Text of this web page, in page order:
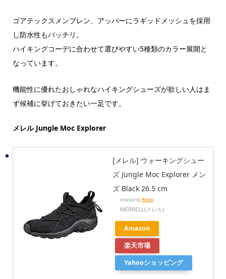
ゴアテックスメンブレン、アッパーにラギッドメッシュを採用
し防水性もバッチリ。
ハイキングコーデに合わせて選びやすい5種類のカラー展開と
なっています。
機能性に優れたおしゃれなハイキングシューズが欲しい人はま
ず候補に挙げておきたい一足です。
メレル Jungle Moc Explorer
[メレル] ウォーキングシュー
ズ Jungle Moc Explorer メン
ズ Black 26.5 cm
created byRinker
MERRELL(メレル)
Amazon
楽天市場
Yahooショッピング